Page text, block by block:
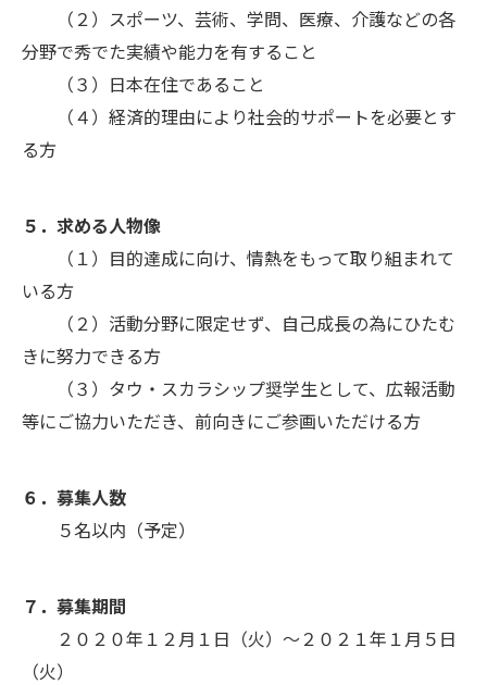
（２）スポーツ、芸術、学問、医療、介護などの各
分野で秀でた実績や能力を有すること
（３）日本在住であること
（４）経済的理由により社会的サポートを必要とす
る方
５．求める人物像
（１）目的達成に向け、情熱をもって取り組まれて
いる方
（２）活動分野に限定せず、自己成長の為にひたむ
きに努力できる方
（３）タウ・スカラシップ奨学生として、広報活動
等にご協力いただき、前向きにご参画いただける方
６．募集人数
５名以内（予定）
７．募集期間
２０２０年１２月１日（火）～２０２１年１月５日
（火）